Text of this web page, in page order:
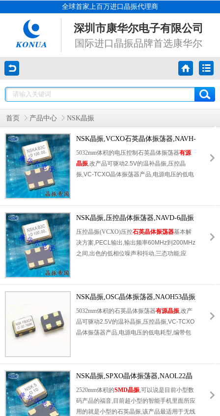
全球首家上百万进口晶振代理商
深圳市康华尔电子有限公司
国际进口晶振品牌首选康华尔
首页 产品中心 NSK晶振
NSK晶振,VCXO石英晶体振荡器,NAVH-
6晶振
5032mm体积的电压控制石英晶体振荡器有源
晶振,改产品可驱动2.5V的温补晶振,压控晶
振,VC-TCXO晶体振荡器产品,电源电压的低电
超小型,质地轻.产品被广泛应用到集成电路,程
控交换系统,无线发射基站.
NSK晶振,压控晶体振荡器,NAVD-6晶振
压控晶振(VCXO)压控石英晶体振荡器基本解
决方案,PECL输出,输出频率60MHz到200MHz
之间,出色的低相位噪声和抖动,三态功能,应
NSK晶振,OSC晶体振荡器,NAOH53晶振
5032mm体积的石英晶体振荡器有源晶振,改产
品可驱动2.5V的温补晶振,压控晶振,VC-TCXO
晶体振荡器产品,电源电压的低电耗型,编带包
轻.产品被广泛应用到集成电路,程控交换系统,
无线发射基站.
NSK晶振,SPXO晶体振荡器,NAOL22晶
振
2520mm体积的SMD晶振,可以说是目前小型数
码产品的福音,目前超小型的智能手机里面所应
用的就是小型的石英晶振,该产品最适用于无线